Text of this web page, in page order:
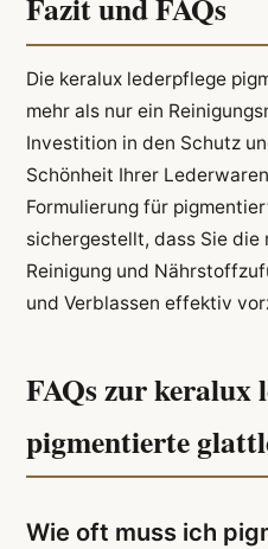
Die keralux lederpflege
mehr als nur ein
Investition in den Schutz
Schönheit Ihrer
Formulierung für
sichergestellt, dass Sie
Reinigung und
und Verblassen effektiv
FAQs zur keralux
pigmentierte
Wie oft muss ich